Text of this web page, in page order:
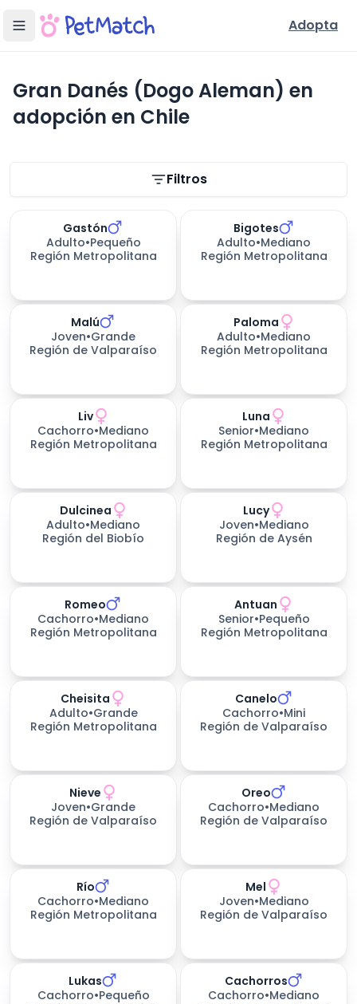
Adopta
Gran Danés (Dogo Aleman) en
adopción en Chile
Filtros
Gastón
Adulto•Pequeño
Región Metropolitana
Bigotes
Adulto•Mediano
Región Metropolitana
Malú
Joven•Grande
Región de Valparaíso
Paloma
Adulto•Mediano
Región Metropolitana
Liv
Cachorro•Mediano
Región Metropolitana
Luna
Senior•Mediano
Región Metropolitana
Dulcinea
Adulto•Mediano
Región del Biobío
Lucy
Joven•Mediano
Región de Aysén
Romeo
Cachorro•Mediano
Región Metropolitana
Antuan
Senior•Pequeño
Región Metropolitana
Cheisita
Adulto•Grande
Región Metropolitana
Canelo
Cachorro•Mini
Región de Valparaíso
días esperando
Nieve
Joven•Grande
Región de Valparaíso
Oreo
Cachorro•Mediano
Región de Valparaíso
Río
Cachorro•Mediano
Región Metropolitana
Mel
Joven•Mediano
Región de Valparaíso
Lukas
Cachorro•Pequeño
Cachorros
Cachorro•Mediano